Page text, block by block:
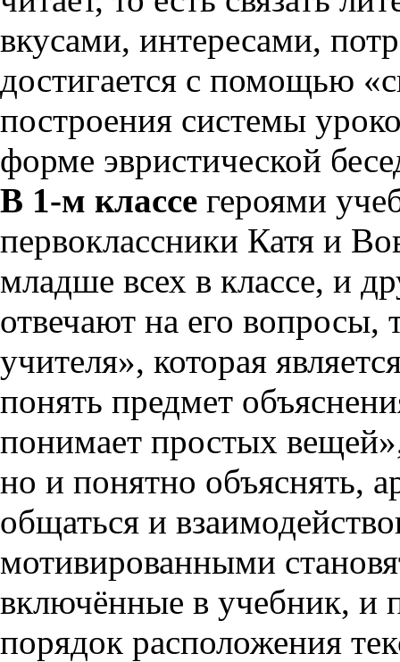
вкусами, интересами,
достигается с помощью
построения системы
форме эвристической
В 1-м классе героями
первоклассники Катя и
младше всех в классе, и
отвечают на его
учителя», которая
понять предмет
понимает простых
но и понятно объяснять,
общаться и
мотивированными
включённые в учебник, и
порядок расположения